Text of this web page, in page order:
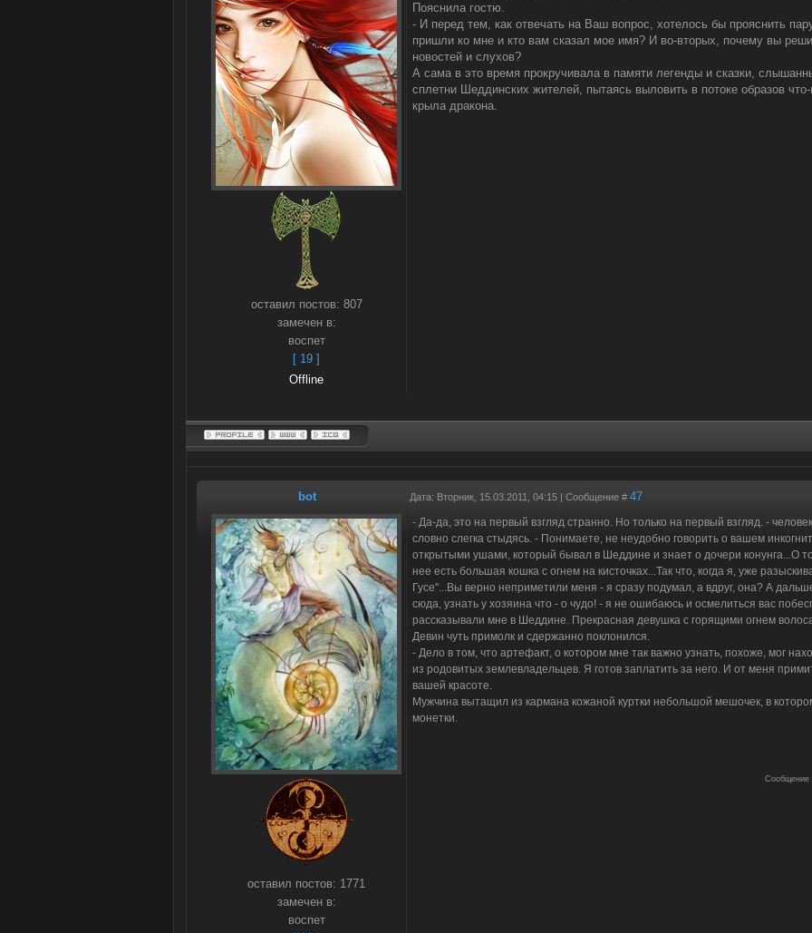
оставил постов: 807
замечен в:
воспет
[ 19 ]
Offline
Пояснила гостю.
- И перед тем, как отвечать на Ваш вопрос, хотелось бы прояснить
пришли ко мне и кто вам сказал мое имя? И во-вторых, почему вы
новостей и слухов?
А сама в это время прокручивала в памяти легенды и сказки,
сплетни Шеддинских жителей, пытаясь выловить в потоке образов
крыла дракона.
bot Дата: Вторник, 15.03.2011, 04:15 | Сообщение # 47
оставил постов: 1771
замечен в:
воспет
- Да-да, это на первый взгляд странно. Но только на первый взгляд. -
словно слегка стыдясь. - Понимаете, не неудобно говорить о вашем
открытыми ушами, который бывал в Шеддине и знает о дочери конунга...О
нее есть большая кошка с огнем на кисточках...Так что, когда я, уже
Гусе"...Вы верно неприметили меня - я сразу подумал, а вдруг, она? А
сюда, узнать у хозяина что - о чудо! - я не ошибаюсь и осмелиться вас
рассказывали мне в Шеддине. Прекрасная девушка с горящими огнем
Девин чуть примолк и сдержанно поклонился.
- Дело в том, что артефакт, о котором мне так важно узнать, похоже, мог
из родовитых землевладельцев. Я готов заплатить за него. И от меня
вашей красоте.
Мужчина вытащил из кармана кожаной куртки небольшой мешочек, в
монетки.
Сообщение